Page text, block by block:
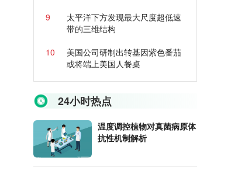
9
太平洋下方发现最大尺度超低速
带的三维结构
10
美国公司研制出转基因紫色番茄
或将端上美国人餐桌
24小时热点
温度调控植物对真菌病原体
抗性机制解析